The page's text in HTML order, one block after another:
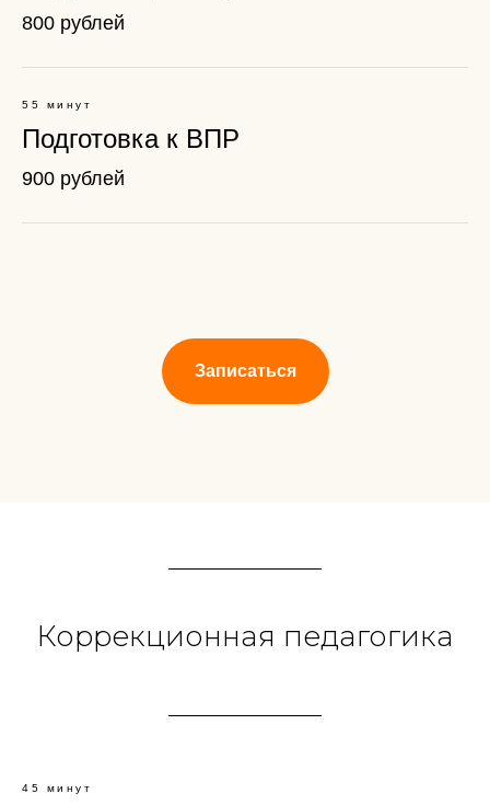
800 рублей
55 минут
Подготовка к ВПР
900 рублей
Записаться
Коррекционная педагогика
45 минут